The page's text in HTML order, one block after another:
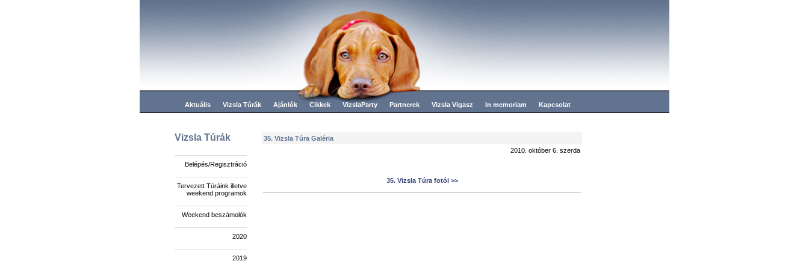
Aktuális Vizsla Túrák Ajánlók Cikkek VizslaParty Partnerek Vizsla Vigasz In memoriam Kapcsolat
Vizsla Túrák
Belépés/Regisztráció
Tervezett Túráink illetve
weekend programok
Weekend beszámolók
2020
2019
35. Vizsla Túra Galéria
2010. október 6. szerda
35. Vizsla Túra fotói >>